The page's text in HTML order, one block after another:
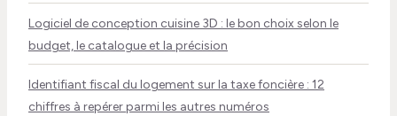
Logiciel de conception cuisine 3D : le bon choix selon le
budget, le catalogue et la précision
Identifiant fiscal du logement sur la taxe foncière : 12
chiffres à repérer parmi les autres numéros